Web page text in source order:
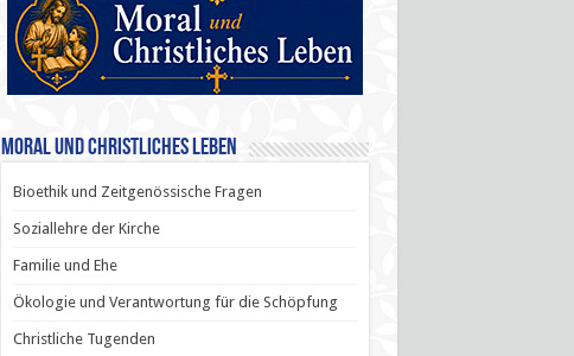
Moral und Christliches Leben
Bioethik und Zeitgenössische Fragen
Soziallehre der Kirche
Familie und Ehe
Ökologie und Verantwortung für die Schöpfung
Christliche Tugenden